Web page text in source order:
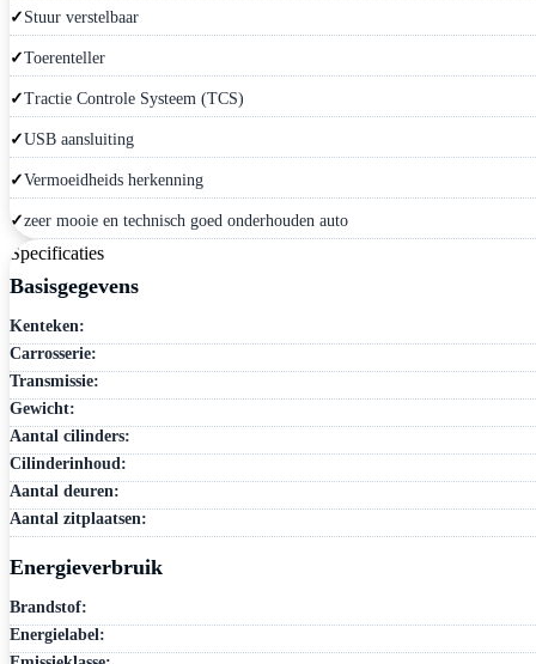
Stuur verstelbaar
Toerenteller
Tractie Controle Systeem (TCS)
USB aansluiting
Vermoeidheids herkenning
zeer mooie en technisch goed onderhouden auto
Specificaties
Basisgegevens
Kenteken:
Carrosserie:
Transmissie:
Gewicht:
Aantal cilinders:
Cilinderinhoud:
Aantal deuren:
Aantal zitplaatsen:
Energieverbruik
Brandstof:
Energielabel: